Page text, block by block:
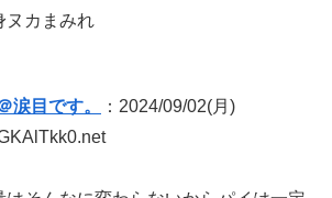
ヌカまみれ
涙目です。
：2024/09/02(月)